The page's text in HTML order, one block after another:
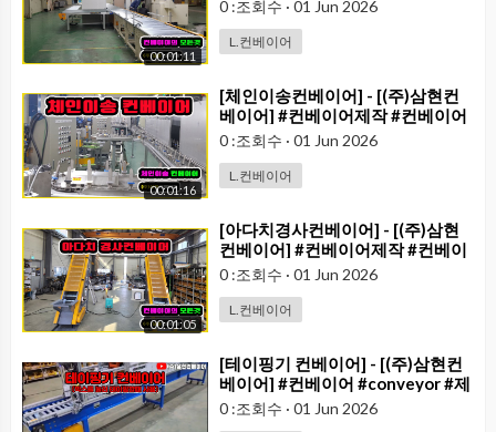
00:01:11
#콘베어벨트#콘베어제작
0 :조회수 · 01 Jun 2026
L.컨베이어
00:01:16
⁣[체인이송컨베이어] - [(주)삼현컨
베이어] #컨베이어제작 #컨베이어
#콘베어 #conveyor
0 :조회수 · 01 Jun 2026
L.컨베이어
00:01:05
⁣[아다치경사컨베이어] - [(주)삼현
컨베이어] #컨베이어제작 #컨베이
어 #콘베어 #conveyor
0 :조회수 · 01 Jun 2026
L.컨베이어
⁣[테이핑기 컨베이어] - [(주)삼현컨
베이어] #컨베이어 #conveyor #제
함기 #콘베어 #컨베어#테이핑기
0 :조회수 · 01 Jun 2026